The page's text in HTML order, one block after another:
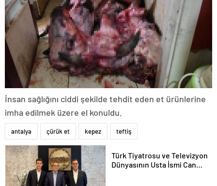
İnsan sağlığını ciddi şekilde tehdit eden et ürünlerine
imha edilmek üzere el konuldu.
antalya çürük et kepez teftiş
Türk Tiyatrosu ve Televizyon
Dünyasının Usta İsmi Can